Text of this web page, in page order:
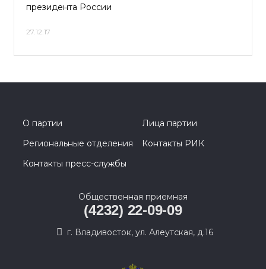
президента России
27.12.17
О партии
Лица партии
Региональные отделения
Контакты РИК
Контакты пресс-службы
Общественная приемная
(4232) 22-09-09
г. Владивосток, ул. Алеутская, д.16